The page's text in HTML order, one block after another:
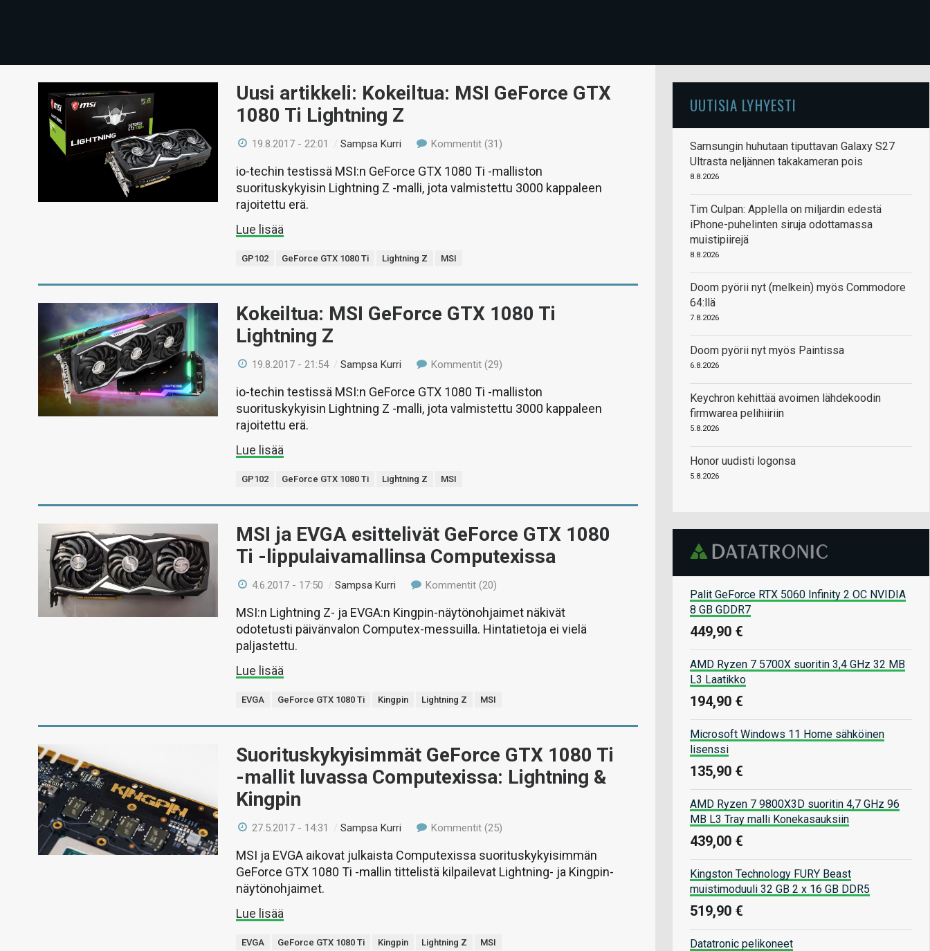
Uusi artikkeli: Kokeiltua: MSI GeForce GTX
1080 Ti Lightning Z
19.8.2017 - 22:01 /Sampsa Kurri Kommentit (31)
io-techin testissä MSI:n GeForce GTX 1080 Ti -malliston
suorituskykyisin Lightning Z -malli, jota valmistettu 3000 kappaleen
rajoitettu erä.
Lue lisää
GP102 GeForce GTX 1080 Ti Lightning Z MSI
Kokeiltua: MSI GeForce GTX 1080 Ti
Lightning Z
19.8.2017 - 21:54 /Sampsa Kurri Kommentit (29)
io-techin testissä MSI:n GeForce GTX 1080 Ti -malliston
suorituskykyisin Lightning Z -malli, jota valmistettu 3000 kappaleen
rajoitettu erä.
Lue lisää
GP102 GeForce GTX 1080 Ti Lightning Z MSI
MSI ja EVGA esittelivät GeForce GTX 1080
Ti -lippulaivamallinsa Computexissa
4.6.2017 - 17:50 /Sampsa Kurri Kommentit (20)
MSI:n Lightning Z- ja EVGA:n Kingpin-näytönohjaimet näkivät
odotetusti päivänvalon Computex-messuilla. Hintatietoja ei vielä
paljastettu.
Lue lisää
EVGA GeForce GTX 1080 Ti Kingpin Lightning Z MSI
Suorituskykyisimmät GeForce GTX 1080 Ti
-mallit luvassa Computexissa: Lightning &
Kingpin
27.5.2017 - 14:31 /Sampsa Kurri Kommentit (25)
MSI ja EVGA aikovat julkaista Computexissa suorituskykyisimmän
GeForce GTX 1080 Ti -mallin tittelistä kilpailevat Lightning- ja Kingpin-
näytönohjaimet.
Lue lisää
EVGA GeForce GTX 1080 Ti Kingpin Lightning Z MSI
UUTISIA LYHYESTI
Samsungin huhutaan tiputtavan Galaxy S27
Ultrasta neljännen takakameran pois
8.8.2026
Tim Culpan: Applella on miljardin edestä
iPhone-puhelinten siruja odottamassa
muistipiirejä
8.8.2026
Doom pyörii nyt (melkein) myös Commodore
64:llä
7.8.2026
Doom pyörii nyt myös Paintissa
6.8.2026
Keychron kehittää avoimen lähdekoodin
firmwarea pelihiiriin
5.8.2026
Honor uudisti logonsa
5.8.2026
Palit GeForce RTX 5060 Infinity 2 OC NVIDIA
8 GB GDDR7
449,90 €
AMD Ryzen 7 5700X suoritin 3,4 GHz 32 MB
L3 Laatikko
194,90 €
Microsoft Windows 11 Home sähköinen
lisenssi
135,90 €
AMD Ryzen 7 9800X3D suoritin 4,7 GHz 96
MB L3 Tray malli Konekasauksiin
439,00 €
Kingston Technology FURY Beast
muistimoduuli 32 GB 2 x 16 GB DDR5
519,90 €
Datatronic pelikoneet